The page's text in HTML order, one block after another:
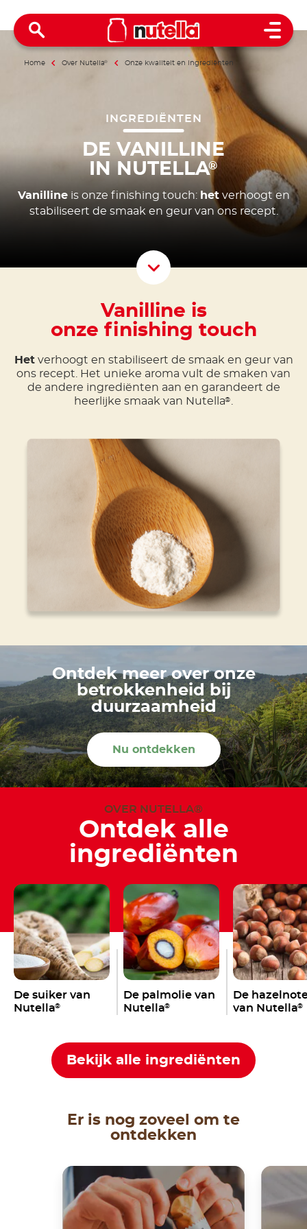
Open
Home Over Nutella® Onze kwaliteit en ingrediënten
INGREDIËNTEN
DE VANILLINE
IN NUTELLA®
Vanillineis onze finishing touch: hetverhoogt en
stabiliseert de smaak en geur van ons recept.
Scroll
Vanilline is
onze finishing touch
Hetverhoogt en stabiliseert de smaak en geur van
ons recept. Het unieke aroma vult de smaken van
de andere ingrediënten aan en garandeert de
heerlijke smaak van Nutella® .
Ontdek meer over onze
betrokkenheid bij
duurzaamheid
Nu ontdekken
OVER NUTELLA®
Ontdek alle
ingrediënten
De suiker van
Nutella®
De palmolie van
Nutella®
De
van Nutella®
Bekijk alle ingrediënten
Er is nog zoveel om te
ontdekken